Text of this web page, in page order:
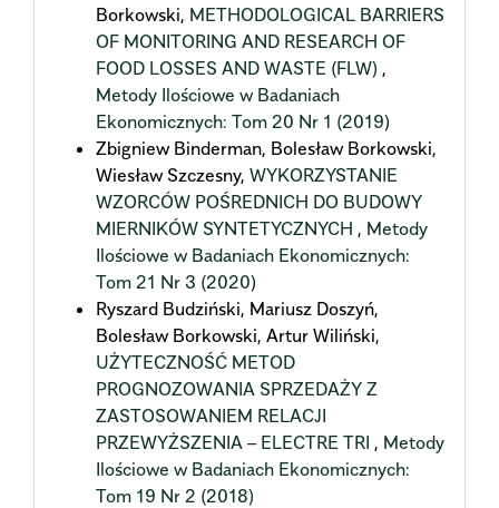
Borkowski, METHODOLOGICAL BARRIERS
OF MONITORING AND RESEARCH OF
FOOD LOSSES AND WASTE (FLW) ,
Metody Ilościowe w Badaniach
Ekonomicznych: Tom 20 Nr 1 (2019)
Zbigniew Binderman, Bolesław Borkowski,
Wiesław Szczesny, WYKORZYSTANIE
WZORCÓW POŚREDNICH DO BUDOWY
MIERNIKÓW SYNTETYCZNYCH , Metody
Ilościowe w Badaniach Ekonomicznych:
Tom 21 Nr 3 (2020)
Ryszard Budziński, Mariusz Doszyń,
Bolesław Borkowski, Artur Wiliński,
UŻYTECZNOŚĆ METOD
PROGNOZOWANIA SPRZEDAŻY Z
ZASTOSOWANIEM RELACJI
PRZEWYŻSZENIA – ELECTRE TRI , Metody
Ilościowe w Badaniach Ekonomicznych:
Tom 19 Nr 2 (2018)